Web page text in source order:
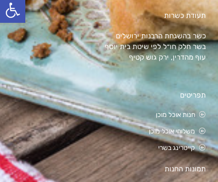
תעודת כשרות
כשר בהשגחת הרבנות ירושלים
בשר חלק חו״ל לפי שיטת בית יוסף
עוף מהדרין, ירק גוש קטיף
תפריטים
חנות אוכל מוכן
משלוחי אוכל מוכן
קייטרינג בשרי
תמונות החנות